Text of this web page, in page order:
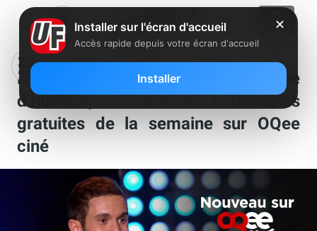
Freebox : des films et un spectacle
d’humour, ce sont les nouveautés
gratuites de la semaine sur OQee
ciné
✕
Installer sur l'écran d'accueil
Accès rapide depuis votre écran d'accueil
Installer